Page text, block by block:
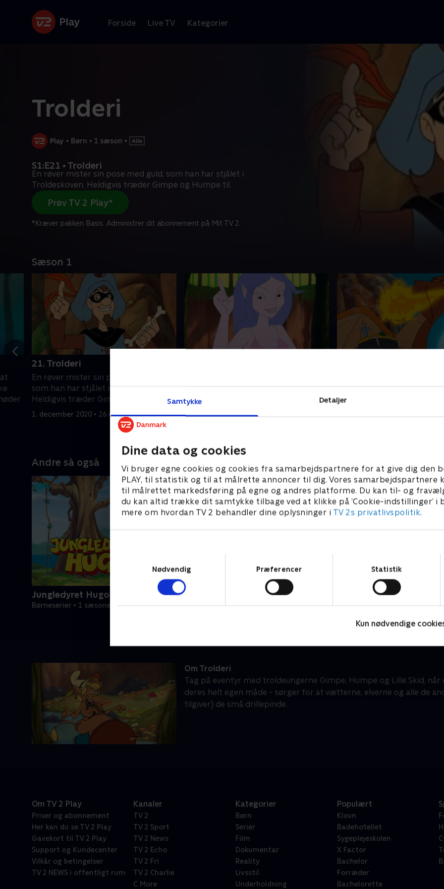
Samtykke Detaljer
Dine data og cookies
Vi bruger egne cookies og cookies fra samarbejdspartnere for at give dig den
PLAY, til statistik og til at målrette annoncer til dig. Vores samarbejdspartnere
til målrettet markedsføring på egne og andres platforme. Du kan til- og
du kan altid trække dit samtykke tilbage ved at klikke på ’Cookie-indstillinger’ i
mere om hvordan TV 2 behandler dine oplysninger i TV 2s privatlivspolitik.
Nødvendig
Præferencer Statistik
Kun nødvendige
Forside Live TV Kategorier
Trolderi
• Børn • 1 sæson •
S1:E21 • Trolderi
En røver mister sin pose med guld, som han har stjålet i
Troldeskoven. Heldigvis træder Gimpe og Humpe til.
Prøv TV 2 Play*
*Kræver pakken Basis. Administrer dit abonnement på Mit TV 2.
Sæson 1
21. Trolderi
En røver mister sin pose med guld,
som han har stjålet i Troldeskoven.
Heldigvis træder Gimpe og Humpe til.
1. december 2020 • 26 min
Gimpe og Humpe vil have et
mudderhul, og de kommer til at
puste ild. De tror, at dragen
Andre så også
Jungledyret Hugo
Børneserier • 1 sæsoner
Magnus & Myggen
Om Trolderi
Tag på eventyr med troldeungerne Gimpe, Humpe og Lille Skid,
deres helt egen måde - sørger for at vætterne, elverne og alle de
tilgiver) de små drillepinde.
Om TV 2 Play
Priser og abonnement
Her kan du se TV 2 Play
Gavekort til TV 2 Play
Support og Kundecenter
Vilkår og betingelser
TV 2 NEWS i offentligt rum
Kanaler
TV 2
TV 2 Sport
TV 2 News
TV 2 Echo
TV 2 Fri
TV 2 Charlie
C More
Kategorier
Børn
Serier
Film
Dokumentar
Reality
Livsstil
Underholdning
Populært
Klovn
Badehotellet
Sygeplejeskolen
X Factor
Bachelor
Forræder
Bachelorette